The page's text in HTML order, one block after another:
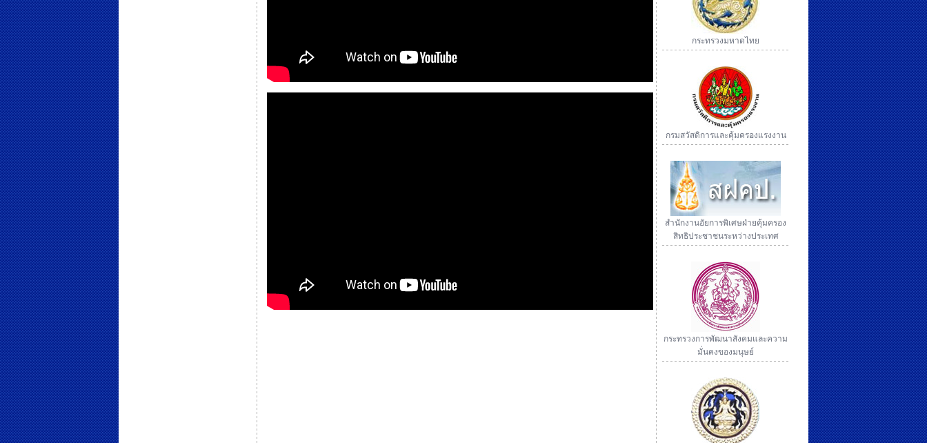
กระทรวงมหาดไทย
กรมสวัสดิการและคุ้มครองแรงงาน
สำนักงานอัยการพิเศษฝ่ายคุ้มครอง
สิทธิประชาชนระหว่างประเทศ
กระทรวงการพัฒนาสังคมและความ
มั่นคงของมนุษย์